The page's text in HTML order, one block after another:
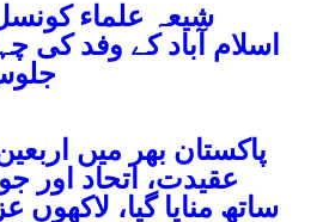
شیعہ علماء
اسلام آباد کے وفد کی
عقیدت، اتحاد اور
ساتھ منایا گیا، لاکھوں